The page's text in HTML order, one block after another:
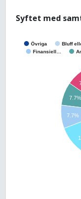
Syftet med
Övriga Bluff
Finansiell…
7.7%
7.7%